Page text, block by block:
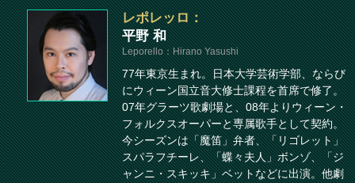
レポレッロ：
平野 和
Leporello：Hirano Yasushi
77年東京生まれ。日本大学芸術学部、ならび
にウィーン国立音大修士課程を首席で修了。
07年グラーツ歌劇場と、08年よりウィーン・
フォルクスオーパーと専属歌手として契約。
今シーズンは「魔笛」弁者、「リゴレット」
スパラフチーレ、「蝶々夫人」ボンゾ、「ジ
ャンニ・スキッキ」ベットなどに出演。他劇